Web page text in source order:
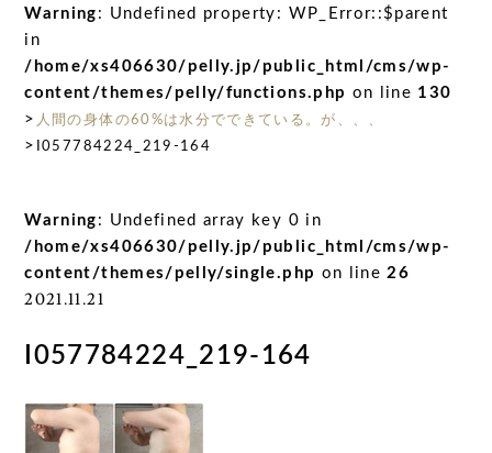
Warning : Undefined property: WP_Error::$parent
in
/home/xs406630/pelly.jp/public_html/cms/wp-
content/themes/pelly/functions.php on line 130
> 人間の身体の60%は水分でできている。が、、、
> I057784224_219-164
Warning : Undefined array key 0 in
/home/xs406630/pelly.jp/public_html/cms/wp-
content/themes/pelly/single.php on line26
2021.11.21
I057784224_219-164